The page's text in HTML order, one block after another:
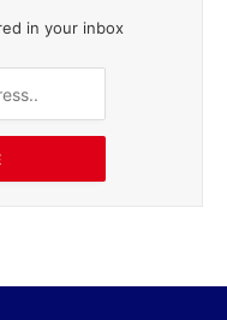
in your inbox